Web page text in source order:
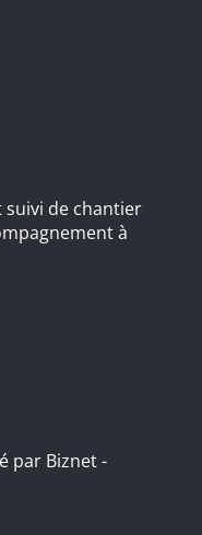
suivi de chantier
à
par Biznet-